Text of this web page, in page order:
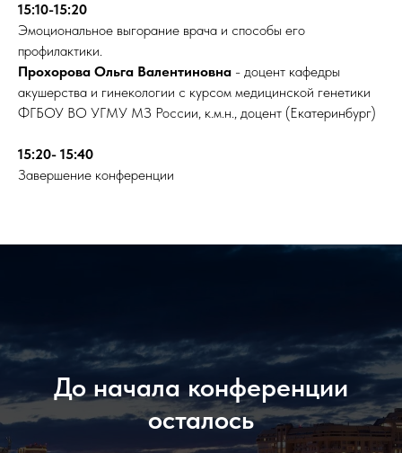
15:10-15:20
Эмоциональное выгорание врача и способы его
профилактики.
Прохорова Ольга Валентиновна - доцент кафедры
акушерства и гинекологии с курсом медицинской генетики
ФГБОУ ВО УГМУ МЗ России, к.м.н., доцент (Екатеринбург)
15:20- 15:40
Завершение конференции
До начала конференции
осталось